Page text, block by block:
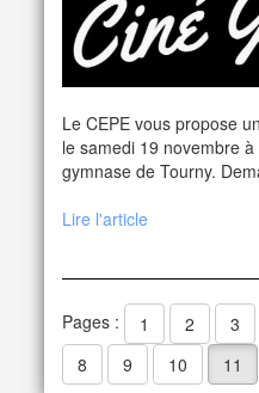
Le CEPE vous propose
le samedi 19 novembre
gymnase de Tourny.
Lire l'article
Pages : 1 2 3
8
9 10 11